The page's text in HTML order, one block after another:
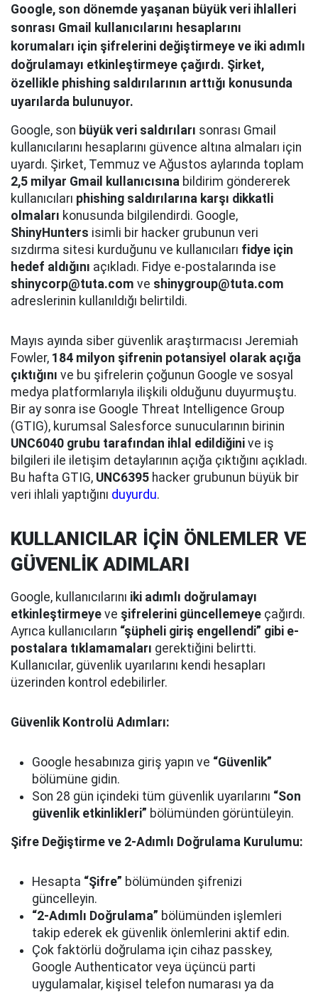
Google, son dönemde yaşanan büyük veri ihlalleri
sonrası Gmail kullanıcılarını hesaplarını
korumaları için şifrelerini değiştirmeye ve iki adımlı
doğrulamayı etkinleştirmeye çağırdı. Şirket,
özellikle phishing saldırılarının arttığı konusunda
uyarılarda bulunuyor.
Google, son büyük veri saldırıları sonrası Gmail
kullanıcılarını hesaplarını güvence altına almaları için
uyardı. Şirket, Temmuz ve Ağustos aylarında toplam
2,5 milyar Gmail kullanıcısına bildirim göndererek
kullanıcıları phishing saldırılarına karşı dikkatli
olmaları konusunda bilgilendirdi. Google,
ShinyHunters isimli bir hacker grubunun veri
sızdırma sitesi kurduğunu ve kullanıcıları fidye için
hedef aldığını açıkladı. Fidye e-postalarında ise
shinycorp@tuta.com ve shinygroup@tuta.com
adreslerinin kullanıldığı belirtildi.
Mayıs ayında siber güvenlik araştırmacısı Jeremiah
Fowler, 184 milyon şifrenin potansiyel olarak açığa
çıktığını ve bu şifrelerin çoğunun Google ve sosyal
medya platformlarıyla ilişkili olduğunu duyurmuştu.
Bir ay sonra ise Google Threat Intelligence Group
(GTIG), kurumsal Salesforce sunucularının birinin
UNC6040 grubu tarafından ihlal edildiğini ve iş
bilgileri ile iletişim detaylarının açığa çıktığını açıkladı.
Bu hafta GTIG, UNC6395 hacker grubunun büyük bir
veri ihlali yaptığını duyurdu.
KULLANICILAR İÇİN ÖNLEMLER VE
GÜVENLİK ADIMLARI
Google, kullanıcılarını iki adımlı doğrulamayı
etkinleştirmeye ve şifrelerini güncellemeye çağırdı.
Ayrıca kullanıcıların “şüpheli giriş engellendi” gibi e-
postalara tıklamamaları gerektiğini belirtti.
Kullanıcılar, güvenlik uyarılarını kendi hesapları
üzerinden kontrol edebilirler.
Güvenlik Kontrolü Adımları:
Google hesabınıza giriş yapın ve “Güvenlik”
bölümüne gidin.
Son 28 gün içindeki tüm güvenlik uyarılarını “Son
güvenlik etkinlikleri” bölümünden görüntüleyin.
Şifre Değiştirme ve 2-Adımlı Doğrulama Kurulumu:
Hesapta “Şifre” bölümünden şifrenizi
güncelleyin.
“2-Adımlı Doğrulama” bölümünden işlemleri
takip ederek ek güvenlik önlemlerini aktif edin.
Çok faktörlü doğrulama için cihaz passkey,
Google Authenticator veya üçüncü parti
uygulamalar, kişisel telefon numarası ya da